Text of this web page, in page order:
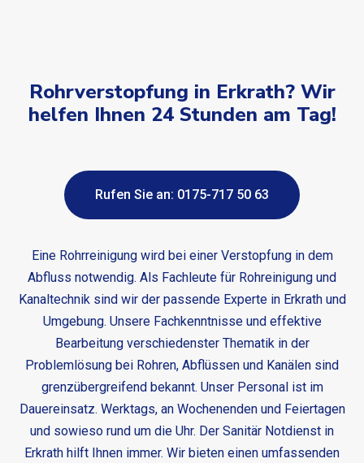
Rohrverstopfung in Erkrath? Wir
helfen Ihnen 24 Stunden am Tag!
Rufen Sie an: 0175-717 50 63
Eine Rohrreinigung wird bei einer Verstopfung in dem
Abfluss notwendig. Als Fachleute für Rohreinigung und
Kanaltechnik sind wir der passende Experte in Erkrath und
Umgebung. Unsere Fachkenntnisse und effektive
Bearbeitung verschiedenster Thematik in der
Problemlösung bei Rohren, Abflüssen und Kanälen sind
grenzübergreifend bekannt. Unser Personal ist im
Dauereinsatz. Werktags, an Wochenenden und Feiertagen
und sowieso rund um die Uhr. Der Sanitär Notdienst in
Erkrath hilft Ihnen immer. Wir bieten einen umfassenden